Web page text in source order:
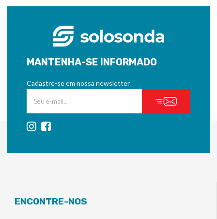
MANTENHA-SE INFORMADO
Cadastre-se em nossa newsletter
ENCONTRE-NOS